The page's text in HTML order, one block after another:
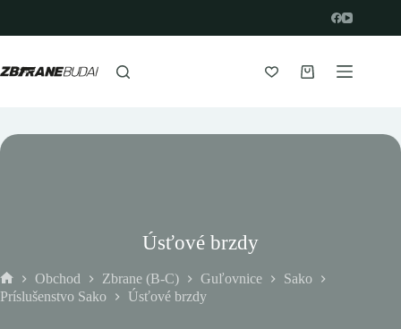
obsah
Nákupný
Úsťové brzdy
Domov
Obchod Zbrane (B-C) Guľovnice
Sako
Príslušenstvo Sako
Úsťové brzdy